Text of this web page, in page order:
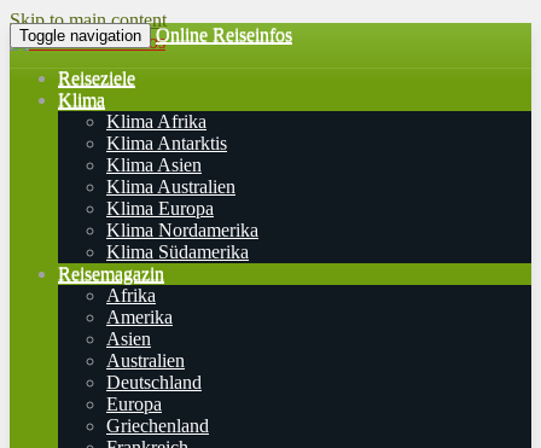
Skip to main content
Toggle navigation Online Reiseinfos
Reiseziele
Klima
Klima Afrika
Klima Antarktis
Klima Asien
Klima Australien
Klima Europa
Klima Nordamerika
Klima Südamerika
Reisemagazin
Afrika
Amerika
Asien
Australien
Deutschland
Europa
Griechenland